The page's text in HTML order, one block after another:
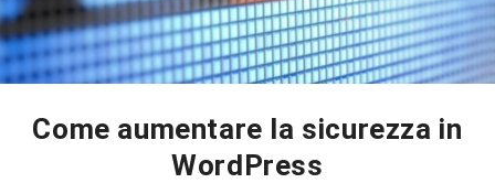
Come aumentare la sicurezza in
WordPress